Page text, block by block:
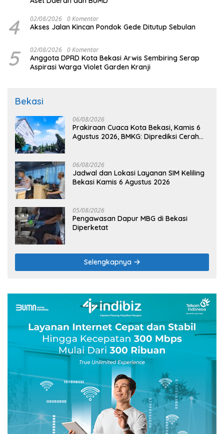
4 02/08/2026 0 Komentar
Akses Jalan Kincan Pondok Gede Ditutup Sebulan
5 02/08/2026 0 Komentar
Anggota DPRD Kota Bekasi Arwis Sembiring Serap
Aspirasi Warga Violet Garden Kranji
Bekasi
06/08/2026
Prakiraan Cuaca Kota Bekasi, Kamis 6
Agustus 2026, BMKG: Diprediksi Cerah
06/08/2026
Jadwal dan Lokasi Layanan SIM Keliling
Bekasi Kamis 6 Agustus 2026
05/08/2026
Pengawasan Dapur MBG di Bekasi
Diperketat
Selengkapnya